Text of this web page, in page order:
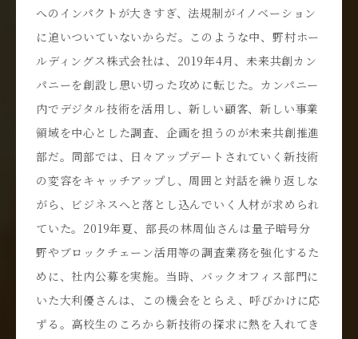
へのインパクトが大きすぎ、法規制がイノベーション
に追いついていないからだ。このような中、野村ホー
ルディングス株式会社は、2019年4月、未来共創カン
パニーを創設し思い切った攻めに転じた。カンパニー
内でデジタル技術を活用し、新しい顧客、新しい事業
領域を中心とした調査、企画を担うのが未来共創推進
部だ。同部では、日々アップデートされていく新技術
の変容をキャッチアップし、周囲と対話を繰り返しな
がら、ビジネスへと落とし込んでいく人材が求められ
ていた。2019年夏、部長の林周仙さんは量子暗号分
野やブロックチェーン活用等の調査業務を強化するた
めに、社内公募を実施。当時、バックオフィス部門に
いた大利優さんは、この機会をとらえ、呼びかけに応
ずる。高校生のころから新技術の探求に熱を入れてき